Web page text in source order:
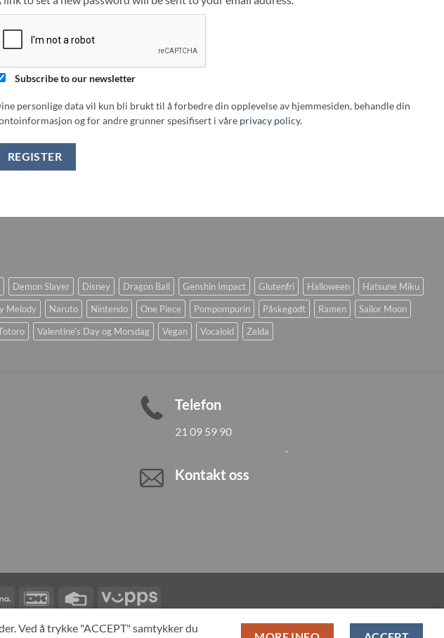
Subscribe to our newsletter
personlige data vil kun bli brukt til å forbedre din opplevelse av hjemmesiden, behandle din
og for andre grunner spesifisert i våre privacy policy.
REGISTER
Demon Slayer Disney Dragon Ball Genshin Impact Glutenfri Halloween
Hatsune Miku
Melody Naruto Nintendo One Piece Pompompurin Påskegodt Ramen
Sailor Moon
Valentine's Day og Morsdag Vegan Vocaloid Zelda
Telefon
21 09 59 90
Kontakt oss
Klarna DanKort
Credit
Card
Vipps
MIN KONTO ALL PRODUCTS
Ved å trykke "ACCEPT" samtykker du